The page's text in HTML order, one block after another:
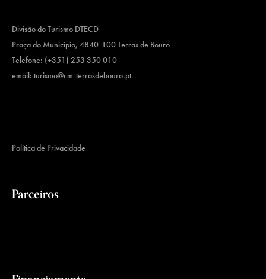
Divisão do Turismo DTECD
Praça do Município, 4840-100 Terras de Bouro
Telefone: (+351) 253 350 010
email: turismo@cm-terrasdebouro.pt
Política de Privacidade
Parceiros